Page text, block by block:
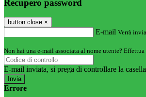
Recupero password
button close ×
E-mail Verrà
Non hai una e-mail associata al nome utente?
E-mail inviata, si prega di controllare la
Errore